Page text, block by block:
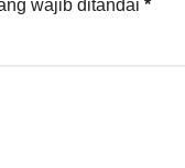
wajib ditandai *